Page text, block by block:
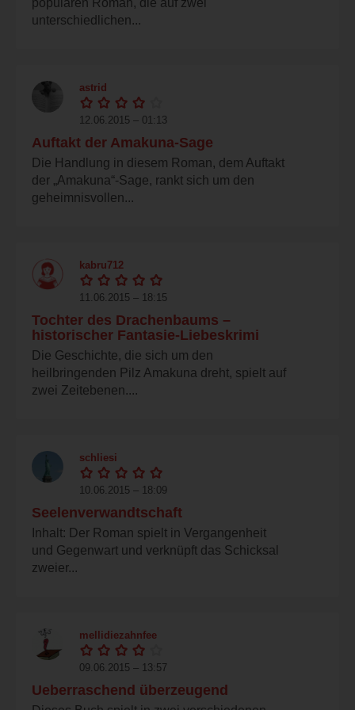
unterschiedlichen...
astrid
12.06.2015 – 01:13
Auftakt der Amakuna-Sage
Die Handlung in diesem Roman, dem Auftakt
der „Amakuna“-Sage, rankt sich um den
geheimnisvollen...
kabru712
11.06.2015 – 18:15
Tochter des Drachenbaums –
historischer Fantasie-Liebeskrimi
Die Geschichte, die sich um den
heilbringenden Pilz Amakuna dreht, spielt auf
zwei Zeitebenen....
schliesi
10.06.2015 – 18:09
Seelenverwandtschaft
Inhalt: Der Roman spielt in Vergangenheit
und Gegenwart und verknüpft das Schicksal
zweier...
mellidiezahnfee
09.06.2015 – 13:57
Ueberraschend überzeugend